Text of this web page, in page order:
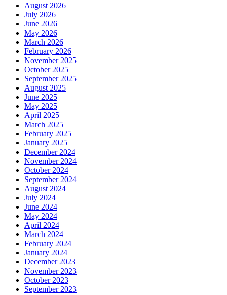
August 2026
July 2026
June 2026
May 2026
March 2026
February 2026
November 2025
October 2025
September 2025
August 2025
June 2025
May 2025
April 2025
March 2025
February 2025
January 2025
December 2024
November 2024
October 2024
September 2024
August 2024
July 2024
June 2024
May 2024
April 2024
March 2024
February 2024
January 2024
December 2023
November 2023
October 2023
September 2023